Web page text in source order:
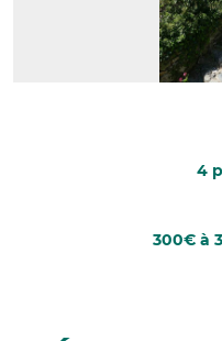
4
300€ à